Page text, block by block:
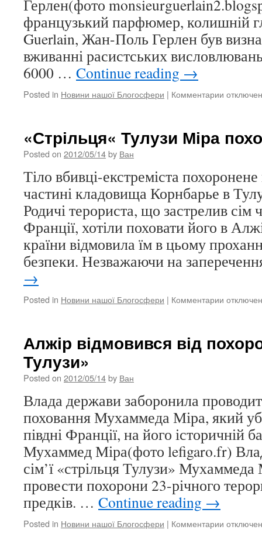
Герлен(фото
французький парфюмер, колишній
Guerlain, Жан-Поль Герлен був
вживанні расистських
6000 … Continue reading →
Posted in Новини нашої Блогосфери | Комментарии к
Guerlain
€6000
расизм
«Стрільця« Тулузи Міра
Posted on 2012/05/14by Ван
Тіло вбивці-екстреміста
частині кладовища Корнбарье в
Родичі терориста, що застрелив сім
Франції, хотіли поховати його в
країни відмовила їм в цьому
безпеки. Незважаючи на
→
Posted in Новини нашої Блогосфери | Комментарии к
Міра
Алжір відмовився від
Тулузи»
Posted on 2012/05/14by Ван
Влада держави заборонила
поховання Мухаммеда Міра, який
півдні Франції, на його історичній
Мухаммед Міра(фото lefigaro.fr)
сім’ї «стрільця Тулузи» Мухаммеда
провести похорони 23-річного
предків. … Continue reading →
Posted in Новини нашої Блогосфери | Комментарии к